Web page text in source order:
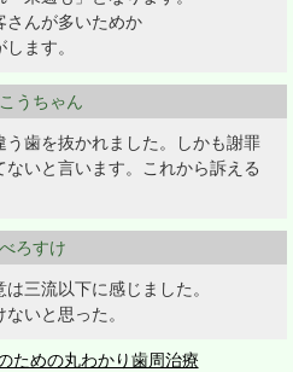
さんが多いためか
ます。
うちゃん
歯を抜かれました。しかも謝罪
いと言います。これから訴える
ろすけ
三流以下に感じました。
いと思った。
ための丸わかり歯周治療